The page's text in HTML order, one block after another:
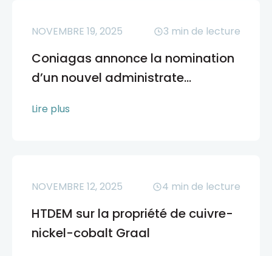
NOVEMBRE 19, 2025 3 min de lecture
Coniagas annonce la nomination
d’un nouvel administrate...
Lire plus
NOVEMBRE 12, 2025 4 min de lecture
HTDEM sur la propriété de cuivre-
nickel-cobalt Graal